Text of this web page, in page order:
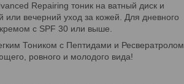
Repairing тоник на ватный диск и
вечерний уход за кожей. Для дневного
с SPF 30 или выше.
Тоником с Пептидами и Ресвератролом
ровного и молодого вида!